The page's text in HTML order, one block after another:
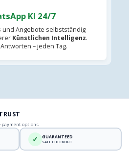
KI 24/7
und Angebote selbstständig
Künstlichen Intelligenz.
– jeden Tag.
payment options
✓ GUARANTEED
SAFE CHECKOUT